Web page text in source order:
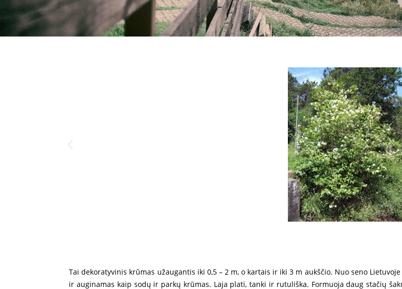
Tai dekoratyvinis krūmas užaugantis iki 0,5 – 2 m, o kartais ir iki 3 m aukščio. Nuo seno
ir auginamas kaip sodų ir parkų krūmas. Laja plati, tanki ir rutuliška. Formuoja daug stačių